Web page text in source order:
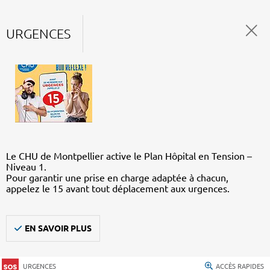
URGENCES
Le CHU de Montpellier active le Plan Hôpital en Tension –
Niveau 1.
Pour garantir une prise en charge adaptée à chacun,
appelez le 15 avant tout déplacement aux urgences.
EN SAVOIR PLUS
URGENCES ACCÈS RAPIDES